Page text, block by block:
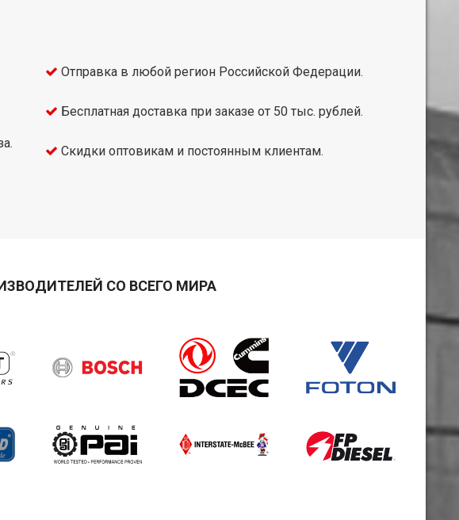
Отправка в любой регион Российской Федерации.
Бесплатная доставка при заказе от 50 тыс. рублей.
Скидки оптовикам и постоянным клиентам.
СО ВСЕГО МИРА